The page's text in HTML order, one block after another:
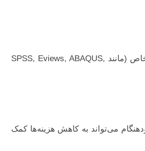
آیا پایان نامه نیاز به تحلیل آماری پیشرفته دارد؟ آیا باید پرسشنامه طراحی و داده‌جمع‌آوری شود؟ آیا به مدل‌سازی‌های کامپیوتری یا نرم‌افزارهای خاص (مانند SPSS, Eviews, ABAQUS,
می‌تواند به کاهش هزینه‌ها کمک